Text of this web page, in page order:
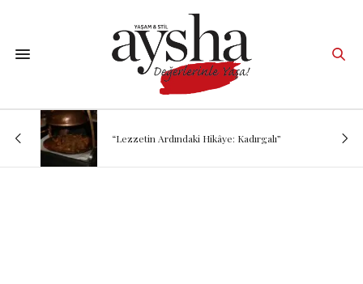
“Lezzetin Ardındaki Hikâye: Kadırgalı”